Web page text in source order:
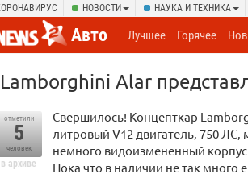
НОВОСТИ НАУКА И ТЕХНИКА
Авто Лучшее Горячее
Lamborghini Alar
отметили
5
человек
в архиве
Свершилось! Концепткар
литровый V12 двигатель, 750 ЛС,
немного видоизмененный
Пока что в наличии не так много